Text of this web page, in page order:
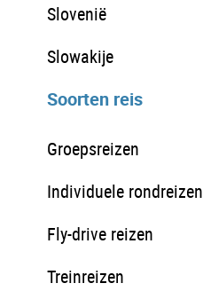
Slovenië
Slowakije
Soorten reis
Groepsreizen
Individuele rondreizen
Fly-drive reizen
Treinreizen